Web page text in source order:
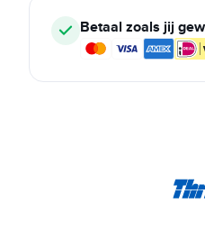
Betaal zoals jij